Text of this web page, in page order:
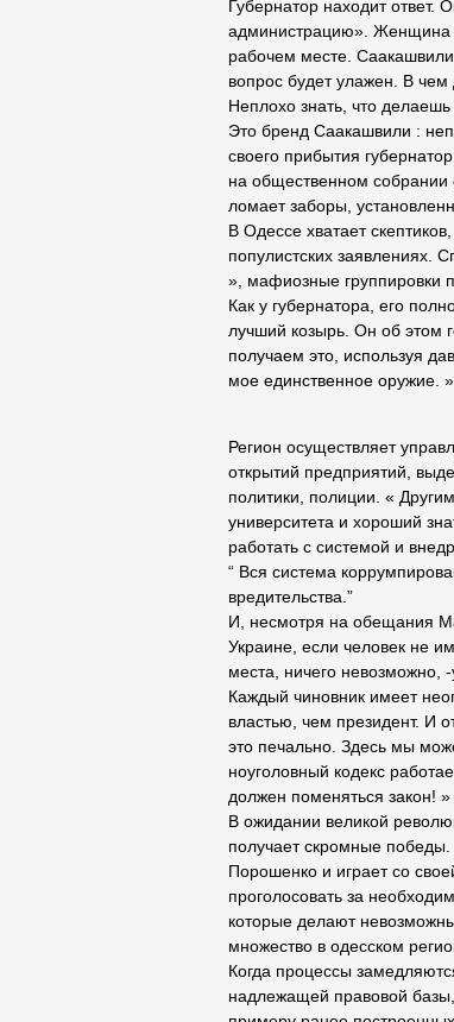
Губернатор находит
администрацию». Женщина
рабочем месте.
вопрос будет улажен. В чем
Неплохо знать, что
Это бренд Саакашвили :
своего прибытия
на общественном
ломает заборы,
В Одессе хватает
популистских заявлениях.
», мафиозные группировки
Как у губернатора, его
лучший козырь. Он об этом
получаем это, используя
мое единственное оружие. »
Регион осуществляет
открытий предприятий,
политики, полиции. «
университета и хороший
работать с системой и
“ Вся система
вредительства.”
И, несмотря на обещания
Украине, если человек не
места, ничего
Каждый чиновник имеет
властью, чем президент. И
это печально. Здесь мы
ноуголовный кодекс
должен поменяться закон! »
В ожидании великой
получает скромные
Порошенко и играет со
проголосовать за
которые делают
множество в одесском
Когда процессы
надлежащей правовой